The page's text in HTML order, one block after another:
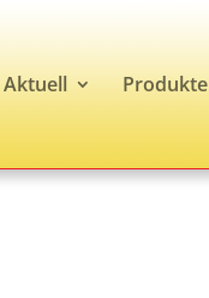
Aktuell Produkte